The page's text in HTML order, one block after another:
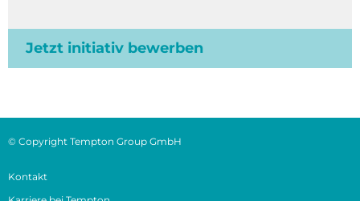
Jetzt initiativ bewerben
© Copyright Tempton Group GmbH
Kontakt